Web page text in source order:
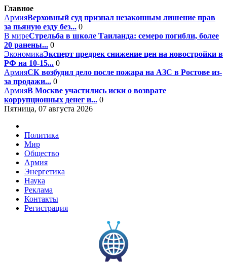
Главное
АрмияВерховный суд признал незаконным лишение прав
за пьяную езду без... 0
В миреСтрельба в школе Таиланда: семеро погибли, более
20 ранены... 0
ЭкономикаЭксперт предрек снижение цен на новостройки в
РФ на 10-15... 0
АрмияСК возбудил дело после пожара на АЗС в Ростове из-
за продажи... 0
АрмияВ Москве участились иски о возврате
коррупционных денег и... 0
Пятница, 07 августа 2026
Политика
Мир
Общество
Армия
Энергетика
Наука
Реклама
Контакты
Регистрация